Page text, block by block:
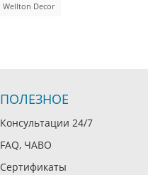
Wellton Decor
ПОЛЕЗНОЕ
Консультации 24/7
FAQ, ЧАВО
Сертификаты